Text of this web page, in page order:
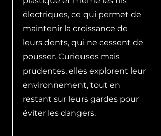
électriques, ce qui permet de
maintenir la croissance de
leurs dents, qui ne cessent de
pousser. Curieuses mais
prudentes, elles explorent leur
environnement, tout en
restant sur leurs gardes pour
éviter les dangers.